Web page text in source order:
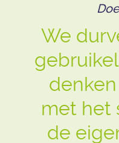
We
met het
de